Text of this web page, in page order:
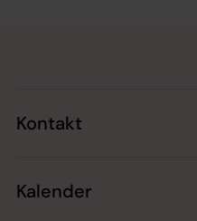
Kontakt
Kalender